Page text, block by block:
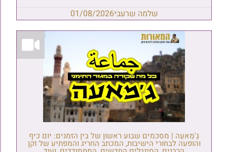
שלמה שרעבי01/08/2026
גַ'מַאעַה | מסכמים שבוע ראשון של בין הזמנים: יום כיף
והופעה לבחורי הישיבות, המכתב החריג והמפתיע של זקן